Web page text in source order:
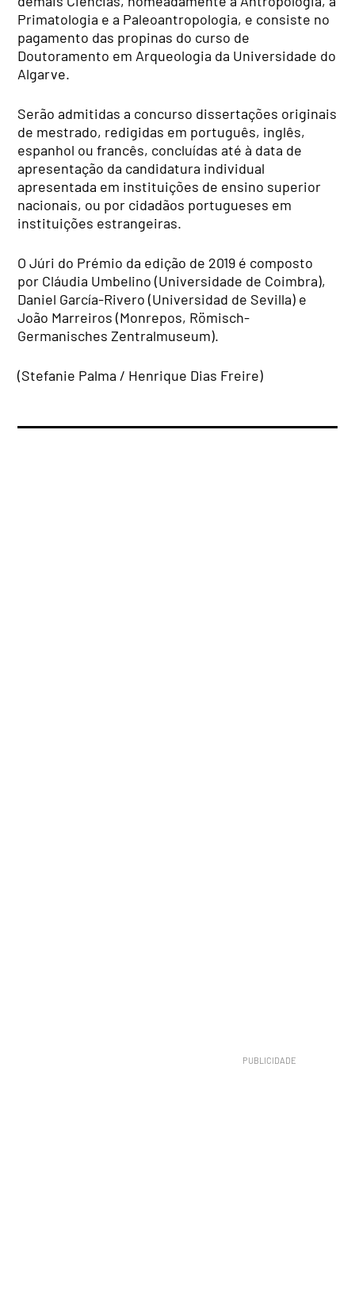
Primatologia e a Paleoantropologia, e consiste no
pagamento das propinas do curso de
Doutoramento em Arqueologia da Universidade do
Algarve.
Serão admitidas a concurso dissertações originais
de mestrado, redigidas em português, inglês,
espanhol ou francês, concluídas até à data de
apresentação da candidatura individual
apresentada em instituições de ensino superior
nacionais, ou por cidadãos portugueses em
instituições estrangeiras.
O Júri do Prémio da edição de 2019 é composto
por Cláudia Umbelino (Universidade de Coimbra),
Daniel García-Rivero (Universidad de Sevilla) e
João Marreiros (Monrepos, Römisch-
Germanisches Zentralmuseum).
(Stefanie Palma / Henrique Dias Freire)